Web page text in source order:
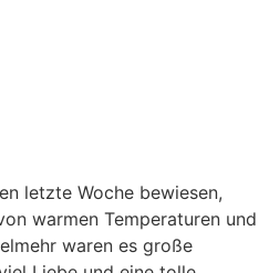
letzte Woche bewiesen,
warmen Temperaturen und
waren es große